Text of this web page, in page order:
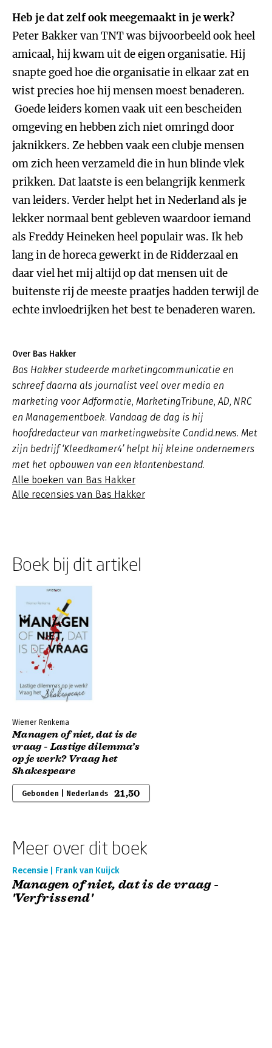
Heb je dat zelf ook meegemaakt in je werk?
Peter Bakker van TNT was bijvoorbeeld ook heel
amicaal, hij kwam uit de eigen organisatie. Hij
snapte goed hoe die organisatie in elkaar zat en
wist precies hoe hij mensen moest benaderen.
Goede leiders komen vaak uit een bescheiden
omgeving en hebben zich niet omringd door
jaknikkers. Ze hebben vaak een clubje mensen
om zich heen verzameld die in hun blinde vlek
prikken. Dat laatste is een belangrijk kenmerk
van leiders. Verder helpt het in Nederland als je
lekker normaal bent gebleven waardoor iemand
als Freddy Heineken heel populair was. Ik heb
lang in de horeca gewerkt in de Ridderzaal en
daar viel het mij altijd op dat mensen uit de
buitenste rij de meeste praatjes hadden terwijl de
echte invloedrijken het best te benaderen waren.
Over Bas Hakker
Bas Hakker studeerde marketingcommunicatie en
schreef daarna als journalist veel over media en
marketing voor Adformatie, MarketingTribune, AD, NRC
en Managementboek. Vandaag de dag is hij
hoofdredacteur van marketingwebsite Candid.news. Met
zijn bedrijf ‘Kleedkamer4’ helpt hij kleine ondernemers
met het opbouwen van een klantenbestand.
Alle boeken van Bas Hakker
Alle recensies van Bas Hakker
Boek bij dit artikel
Wiemer Renkema
Managen of niet, dat is de
vraag - Lastige dilemma’s
op je werk? Vraag het
Shakespeare
Gebonden | Nederlands 21,50
Meer over dit boek
Recensie | Frank van Kuijck
Managen of niet, dat is de vraag -
'Verfrissend'